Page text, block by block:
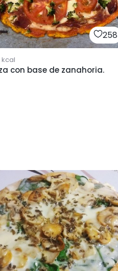
258
kcal
con base de zanahoria.